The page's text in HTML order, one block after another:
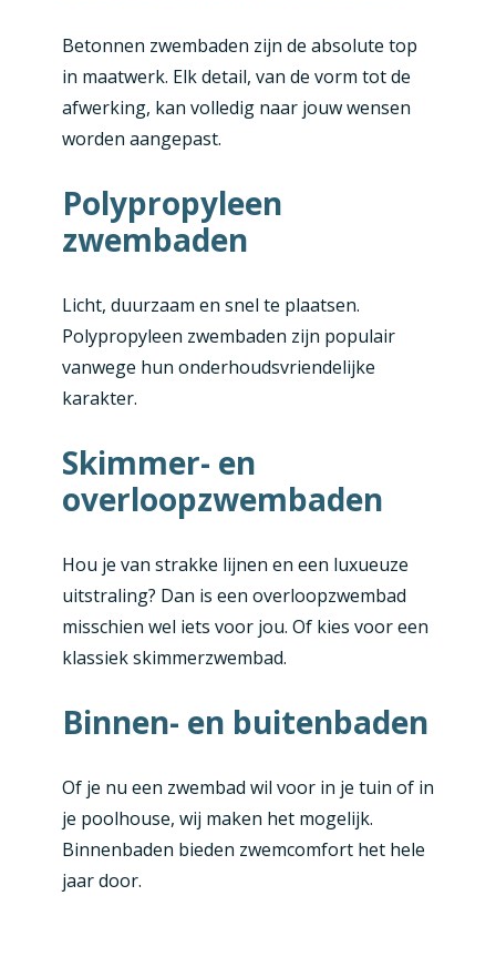
Betonnen zwembaden zijn de absolute top
in maatwerk. Elk detail, van de vorm tot de
afwerking, kan volledig naar jouw wensen
worden aangepast.
Polypropyleen
zwembaden
Licht, duurzaam en snel te plaatsen.
Polypropyleen zwembaden zijn populair
vanwege hun onderhoudsvriendelijke
karakter.
Skimmer- en
overloopzwembaden
Hou je van strakke lijnen en een luxueuze
uitstraling? Dan is een overloopzwembad
misschien wel iets voor jou. Of kies voor een
klassiek skimmerzwembad.
Binnen- en buitenbaden
Of je nu een zwembad wil voor in je tuin of in
je poolhouse, wij maken het mogelijk.
Binnenbaden bieden zwemcomfort het hele
jaar door.